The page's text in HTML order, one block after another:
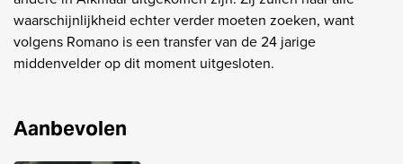
waarschijnlijkheid echter verder moeten zoeken, want
volgens Romano is een transfer van de 24 jarige
middenvelder op dit moment uitgesloten.
Aanbevolen